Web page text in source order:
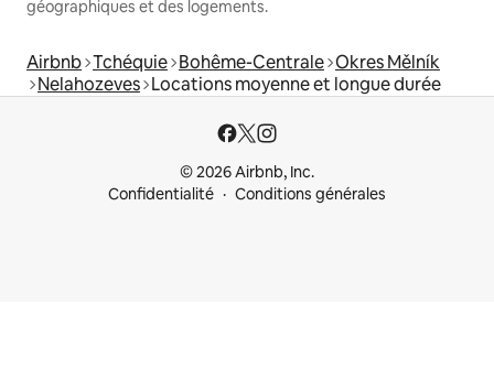
géographiques et des logements.
Airbnb Tchéquie Bohême-Centrale Okres Mělník
Nelahozeves Locations moyenne et longue durée
© 2026 Airbnb, Inc.
Confidentialité
Conditions générales